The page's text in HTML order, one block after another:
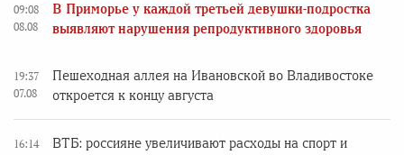
09:08
08.08
В Приморье у каждой третьей девушки-подростка
выявляют нарушения репродуктивного здоровья
19:37
07.08
Пешеходная аллея на Ивановской во Владивостоке
откроется к концу августа
16:14
ВТБ: россияне увеличивают расходы на спорт и